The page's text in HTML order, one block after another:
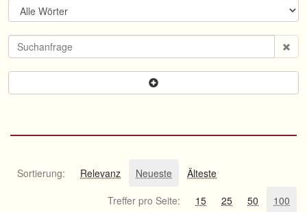
Sortierung: Relevanz Neueste
Älteste
Treffer pro Seite:
15 25 50 100